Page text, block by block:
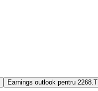
Earnings outlook pentru 2268.T